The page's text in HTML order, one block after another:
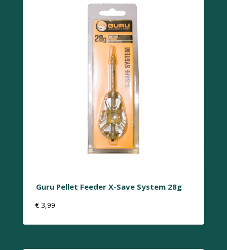
Guru Pellet Feeder X-Save System 28g
€ 3,99